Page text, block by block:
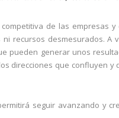
de las empresas y
recursos desmesurados. A
pueden generar unos
direcciones que confluyen y
seguir avanzando y